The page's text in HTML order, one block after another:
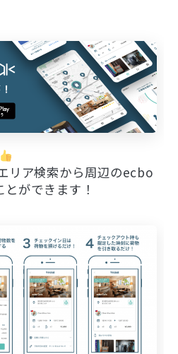
リア検索から周辺のecbo
ができます！